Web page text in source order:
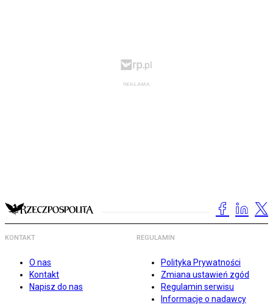
KONTAKT
O nas
Kontakt
Napisz do nas
REGULAMIN
Polityka Prywatności
Zmiana ustawień zgód
Regulamin serwisu
Informacje o nadawcy